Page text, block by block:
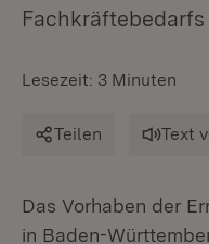
Lesezeit: 3 Minuten
Teilen Text
Das Vorhaben der
in Baden-